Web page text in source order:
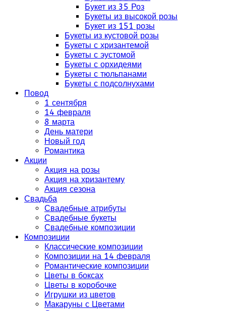
Букет из 35 Роз
Букеты из высокой розы
Букет из 151 розы
Букеты из кустовой розы
Букеты с хризантемой
Букеты с эустомой
Букеты с орхидеями
Букеты с тюльпанами
Букеты с подсолнухами
Повод
1 сентября
14 февраля
8 марта
День матери
Новый год
Романтика
Акции
Акция на розы
Акция на хризантему
Акция сезона
Свадьба
Свадебные атрибуты
Свадебные букеты
Свадебные композиции
Композиции
Классические композиции
Композиции на 14 февраля
Романтические композиции
Цветы в боксах
Цветы в коробочке
Игрушки из цветов
Макаруны с Цветами